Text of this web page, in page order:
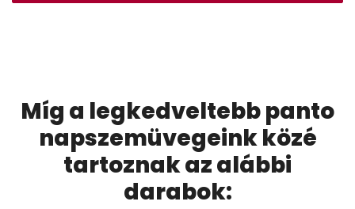
Míg a legkedveltebb panto
napszemüvegeink közé
tartoznak az alábbi
darabok: